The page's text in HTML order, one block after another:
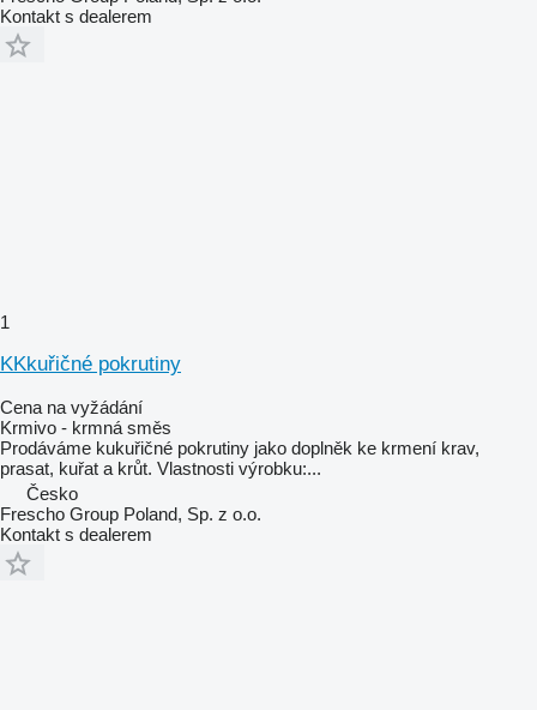
Kontakt s dealerem
1
KKkuřičné pokrutiny
Cena na vyžádání
Krmivo - krmná směs
Prodáváme kukuřičné pokrutiny jako doplněk ke krmení krav,
prasat, kuřat a krůt. Vlastnosti výrobku:...
Česko
Frescho Group Poland, Sp. z o.o.
Kontakt s dealerem